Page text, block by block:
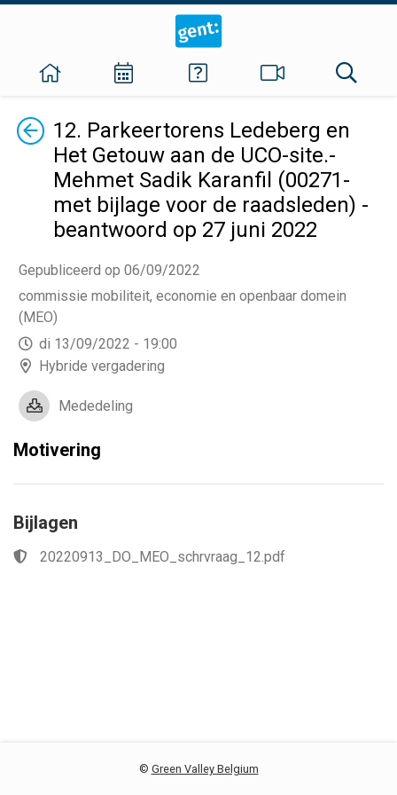
Terug12. Parkeertorens Ledeberg en
Het Getouw aan de UCO-site.-
Mehmet Sadik Karanfil (00271-
met bijlage voor de raadsleden) -
beantwoord op 27 juni 2022
Gepubliceerd op 06/09/2022
commissie mobiliteit, economie en openbaar domein
(MEO)
di 13/09/2022 - 19:00
Hybride vergadering
Mededeling
Motivering
Bijlagen
20220913_DO_MEO_schrvraag_12.pdf
© Green Valley Belgium